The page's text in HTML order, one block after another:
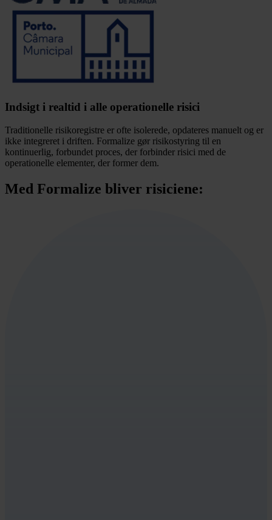
Indsigt i realtid i alle operationelle risici
Traditionelle risikoregistre er ofte isolerede, opdateres manuelt og er
ikke integreret i driften. Formalize gør risikostyring til en
kontinuerlig, forbundet proces, der forbinder risici med de
operationelle elementer, der former dem.
Med Formalize bliver risiciene: